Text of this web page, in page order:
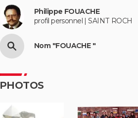
Philippe FOUACHE
profil personnel | SAINT ROCH
Nom "FOUACHE "
PHOTOS